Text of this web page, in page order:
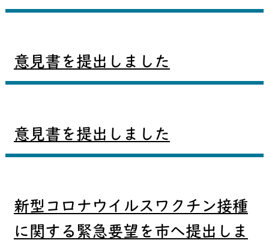
意見書を提出しました
意見書を提出しました
新型コロナウイルスワクチン接種
に関する緊急要望を市へ提出しま